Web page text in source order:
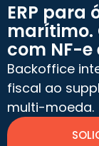
ERP para
marítimo.
com NF-e
Backoffice
fiscal ao
multi-moeda.